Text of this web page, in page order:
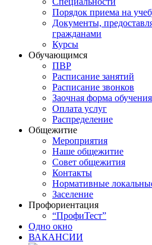
Порядок приема на
Документы,
гражданами
Курсы
Обучающимся
ПВР
Расписание занятий
Расписание звонков
Заочная форма обучения
Оплата услуг
Распределение
Общежитие
Мероприятия
Наше общежитие
Совет общежития
Контакты
Нормативные
Заселение
Профориентация
“ПрофиТест”
Одно окно
ВАКАНСИИ